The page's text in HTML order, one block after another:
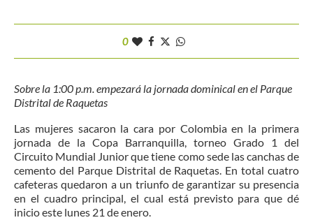
0
Sobre la 1:00 p.m. empezará la jornada dominical en el Parque
Distrital de Raquetas
Las mujeres sacaron la cara por Colombia en la primera
jornada de la Copa Barranquilla, torneo Grado 1 del
Circuito Mundial Junior que tiene como sede las canchas de
cemento del Parque Distrital de Raquetas. En total cuatro
cafeteras quedaron a un triunfo de garantizar su presencia
en el cuadro principal, el cual está previsto para que dé
inicio este lunes 21 de enero.